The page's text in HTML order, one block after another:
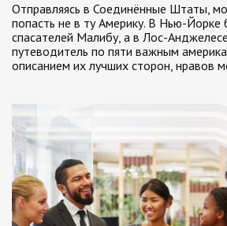
Отправляясь в Соединённые Штаты,
попасть не в ту Америку. В Нью-Йорке
спасателей Малибу, а в Лос-
путеводитель по пяти важным
описанием их лучших сторон, нравов